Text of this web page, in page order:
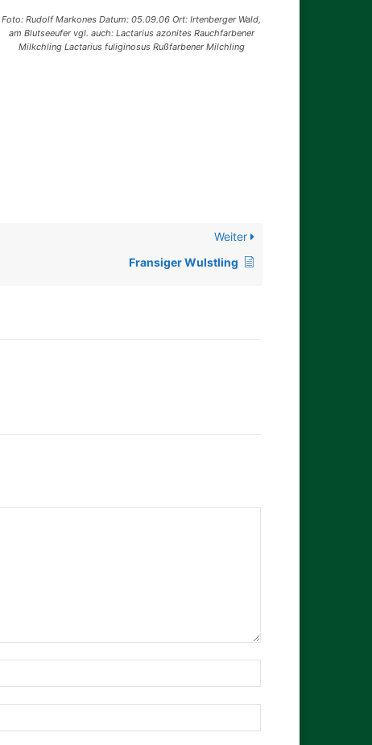
Foto: Rudolf Markones Datum: 05.09.06 Ort: Irtenberger Wald,
am Blutseeufer vgl. auch: Lactarius azonites Rauchfarbener
Milkchling Lactarius fuliginosus Rußfarbener Milchling
Weiter
Fransiger Wulstling